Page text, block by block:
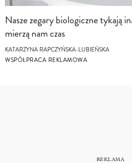
Nasze zegary biologiczne tykają
mierzą nam czas
KATARZYNA RAPCZYŃSKA-LUBIEŃSKA
WSPÓŁPRACA REKLAMOWA